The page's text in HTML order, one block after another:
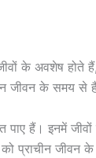
के अवशेष होते
जीवन के समय से
पाए हैं। इनमें
प्राचीन जीवन के